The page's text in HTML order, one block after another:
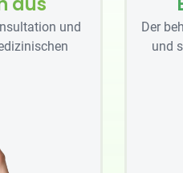
und
Der
und